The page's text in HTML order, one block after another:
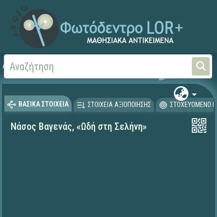
Αρχική Γλώσσα και Λογοτεχνία
ΒΑΣΙΚΑ ΣΤΟΙΧΕΙΑ ΣΤΟΙΧΕΙΑ ΑΞΙΟΠΟΙΗΣΗΣ ΣΤΟΧΕΥΟΜΕΝΟ
Νάσος Βαγενάς, «Ωδή στη Σελήνη»